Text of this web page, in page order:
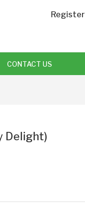
Register
CONTACT US
Delight)